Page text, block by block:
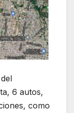
6 autos,
como